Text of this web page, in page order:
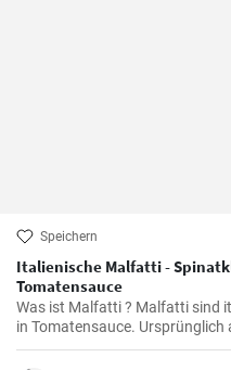
Speichern
Italienische Malfatti -
Tomatensauce
Was ist Malfatti ? Malfatti sind
in Tomatensauce.
verbreitet in ganz Italien
Parmesan serviert. Malfatti